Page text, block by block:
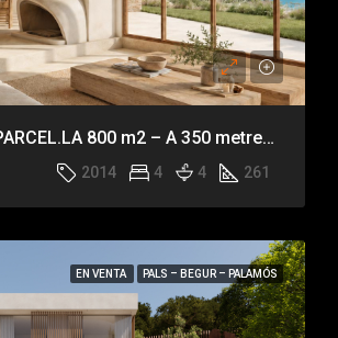
SA TUNA – PARCEL.LA 800 m2 – A 350 metres de la platja de Sa Tuna
2014 4 4 261
EN VENTA PALS – BEGUR – PALAMÓS